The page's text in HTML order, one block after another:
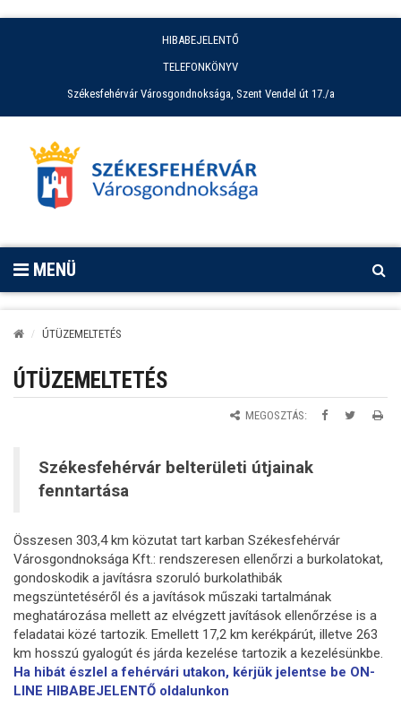
HIBABEJELENTŐ
TELEFONKÖNYV
Székesfehérvár Városgondnoksága, Szent Vendel út 17./a
MENÜ
ÚTÜZEMELTETÉS
ÚTÜZEMELTETÉS
MEGOSZTÁS:
Székesfehérvár belterületi útjainak
fenntartása
Összesen 303,4 km közutat tart karban Székesfehérvár
Városgondnoksága Kft.: rendszeresen ellenőrzi a burkolatokat,
gondoskodik a javításra szoruló burkolathibák
megszüntetéséről és a javítások műszaki tartalmának
meghatározása mellett az elvégzett javítások ellenőrzése is a
feladatai közé tartozik. Emellett 17,2 km kerékpárút, illetve 263
km hosszú gyalogút és járda kezelése tartozik a kezelésünkbe.
Ha hibát észlel a fehérvári utakon, kérjük jelentse be ON-
LINE HIBABEJELENTŐ oldalunkon